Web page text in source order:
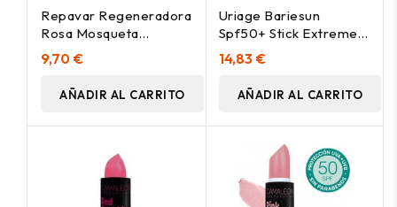
Repavar Regeneradora
Rosa Mosqueta
Bálsamo Spf15 10Ml
9,70 €
AÑADIR AL CARRITO
Uriage Bariesun
Spf50+ Stick Extreme
8G
14,83 €
AÑADIR AL CARRITO